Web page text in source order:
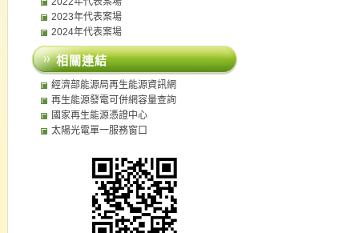
2023年代表案場
2024年代表案場
相關連結
經濟部能源局再生能源資訊網
再生能源發電可併網容量查詢
國家再生能源憑證中心
太陽光電單一服務窗口